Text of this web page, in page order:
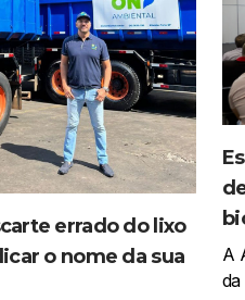
errado do lixo
o nome da sua
A